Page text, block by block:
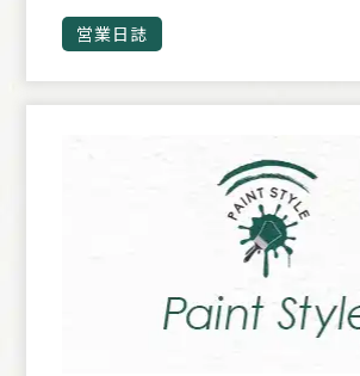
営業日誌